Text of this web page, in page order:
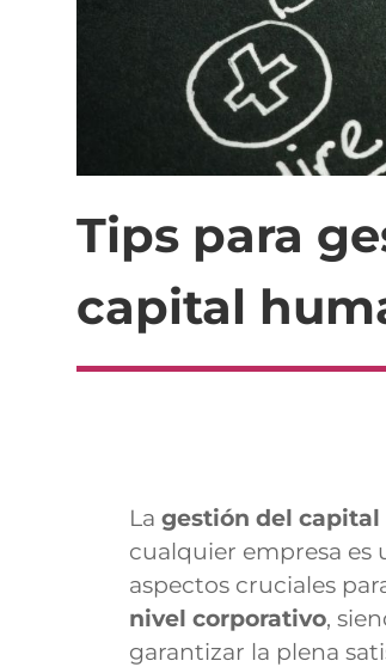
Tips para
capital
La gestión del capital
cualquier empresa es
aspectos cruciales
nivel corporativo,
garantizar la plena